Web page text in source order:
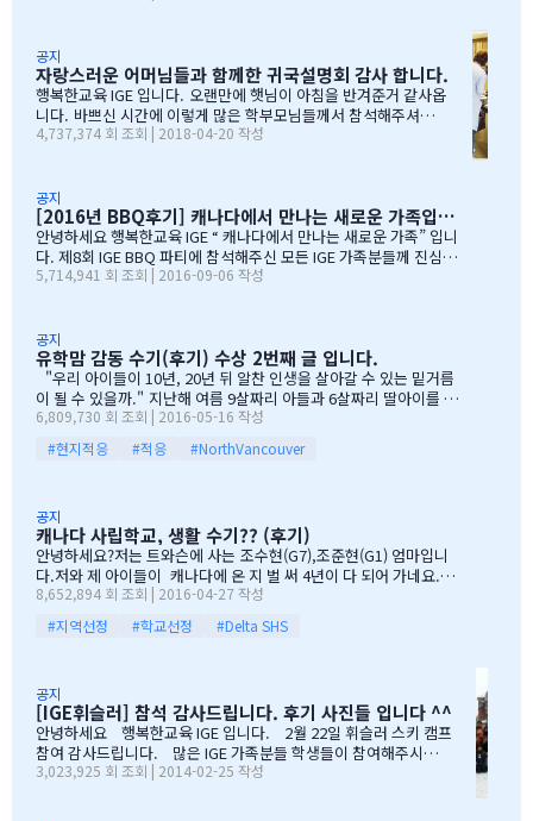
무 감사하엿지요. (아마 작년에 참석하셧던 학부모님들은 아주 아주
잘 아셧을것입니다 ^^). 매년 여름의 BBQ 파티는 WELCOME TO C
ANADA & WELCOME TO IGE 의미를 두고 있습니다. Q & A 에서 I
GE 의 Motto 에 대해서, 언급드린봐와 같이, 행사 준비에 음식준비
그리고 상품 물건을 구입하면서, 필요하신 생필품(?)이 무엇인지? 고
공지
자랑스러운 어머님들과 함께한 귀국설명회 감사 합니다.
행복한교육 IGE 입니다. 오랜만에 햇님이 아침을 반겨준거 같사옵
니다. 바쁘신 시간에 이렇게 많은 학부모님들께서 참석해주셔서
자리를 빛내주셔서 진심으로 감사 또 감사드립니다. 멀리서 남아
rean 어머님들은 준비성은 최고 인걸 다시 느끼게된 하루엿습니
다. 유학맘이야기에 댓글이 27 이였지만, 참석해주시는 학부모
님들은 50분이 넘으셔서, 처음 오픈닝때 당황스러웠지만요~~ 바
쁘신 와중에 참석해주신 [TD은행,오경호부동산,웨스트캐나다종
합보험,캐나다쉬핑(코쉽해운),한인모터스]VERY 감사드리며, 언제
데 불편한거 없이 꼼꼼히 준비하시기 바라며, 내일이면 아마도 무
한의 카톡 및 연락이 오지않을까 생각이 …
4,737,374 회 조회 | 2018-04-20 작성
공지
[2016년 BBQ후기] 캐나다에서 만나는 새로운 가족입니다
안녕하세요 행복한교육 IGE “ 캐나다에서 만나는 새로운 가족” 입니
다. 제8회 IGE BBQ 파티에 참석해주신 모든 IGE 가족분들께 진심으
로 감사드립니다. 오전에 비가 와서 걱정 또 걱정을 하였지만, 어느
전부터 차근 차근 준비하엿습니다. 많은 IGE 가족분들께서 참석해주
셧으며,(총114가족) 노스밴쿠버,랭리교육청 교육감님들께서도 참석
해주셧습니다. 11시30분부터 오픈닝을 시작하엿고, 12시부터 BBQ
파티 시작으로 START 하엿지요. 그 다음 자녀학생들을 위하여 보물
찻기 그리고 Q & A 를 시작으로 학부모님들께 답을 마추신 분들께 선
물을 증정하는 즐거운 시간을 가져습니다. 매년 여름마다 BBQ 파티
를 진행하면서 시간이 정말 빨리 가는구나 생각이 듭니다. 맨처음…
5,714,941 회 조회 | 2016-09-06 작성
공지
유학맘 감동 수기(후기) 수상 2번째 글 입니다.
"우리 아이들이 10년, 20년 뒤 알찬 인생을 살아갈 수 있는 밑거름
이 될 수 있을까." 지난해 여름 9살짜리 아들과 6살짜리 딸아이를 데
리고 캐나다 밴쿠버로 조기유학을 떠날 결심을 했을 때, 매일밤 떠오
르는 고민이었습니다. 지난 10여년동안 부모님과 함께 삼대가 살아
왔기에 고민은 더욱 컸습니다. 가족이 떨어져 지내는 시간을 나이 드
遷之敎, 맹자의 어머니가 자식을 위해 세 번 이사했다는 뜻)는 못할
망정, 조금이라도 기회가 있을 때 망설이지 말라"는 말로 오히려 제
등을 떠미셨습니다. 경제적인 여건이 딱히 좋은 것도 아니었습니다.
유학비용도 평소 한국에서 들어가던 교육비에 생활비가 조금 더 들어
가는 수준으로 잡았습니다. 자린고비 정신으로 단단히 무장을 했지
요. 어찌보면 단순무식하게 "영어도 배우고 아이들이 살아…
6,809,730 회 조회 | 2016-05-16 작성
#현지적응
#적응 #NorthVancouver
공지
캐나다 사립학교, 생활 수기?? (후기)
안녕하세요?저는 트와슨에 사는 조수현(G7),조준현(G1) 엄마입니
다.저와 제 아이들이 캐나다에 온 지 벌 써 4년이 다 되어 가네요.이
렇게 오래 있게 된 이유는 단 하나 너무 좋아서 입니다.철새도래지 바
다도 가까이 있고 조용하고 제 아이들이 다니는 학교도 너무 좋습니
다.백인 비율도 높고요.ㅎㅎ제가 가장 만족도가 높았던 높게 생각 하
정말 대단합니다.발론티어로 돌아가는 것도 대단하고요. 큰아이가
처음 왔을 떼 G4 영어도 잘 못하고 힘들어 할 때 워낙 엉뚱한 놈이라
엉뚱한 짓을 할 때도 선생님께서 괜찮다고남자아이들은 그렇게 크는
거라고 말씀해주시고아이의 작은 장단점도 다 알고 계시고 장점도
크게 칭찬해주시고학년 마지막 주에는 저를 앉혀놓고 방학 캠프 리
8,652,894 회 조회 | 2016-04-27 작성
#지역선정
#학교선정 #Delta SHS
공지
[IGE휘슬러] 참석 감사드립니다. 후기 사진들 입니다 ^^
안녕하세요 행복한교육 IGE 입니다. 2월 22일 휘슬러 스키 캠프
참여 감사드립니다. 많은 IGE 가족분들 학생들이 참여해주시고,
빛내주셔서 감사드립니다. 안타깝게도 화창한 날씨여야하는데,
3,023,925 회 조회 | 2014-02-25 작성